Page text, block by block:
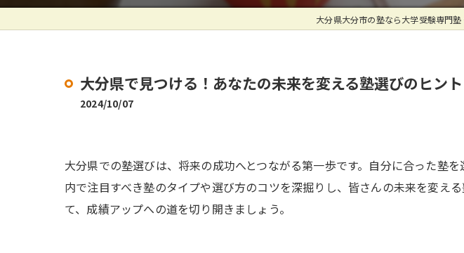
大分県大分市の塾なら大学受験専門
大分県で見つける！あなたの未来を変える塾選びのヒント
2024/10/07
大分県での塾選びは、将来の成功へとつながる第一歩です。自分に合った塾
内で注目すべき塾のタイプや選び方のコツを深掘りし、皆さんの未来を変え
て、成績アップへの道を切り開きましょう。